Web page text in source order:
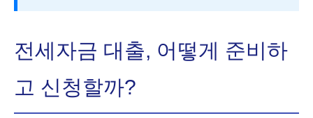
전세자금 대출, 어떻게 준비하
고 신청할까?